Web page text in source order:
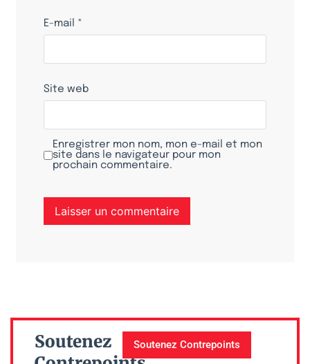
E-mail *
Site web
Enregistrer mon nom, mon e-mail et mon
site dans le navigateur pour mon
prochain commentaire.
Soutenez
Soutenez Contrepoints